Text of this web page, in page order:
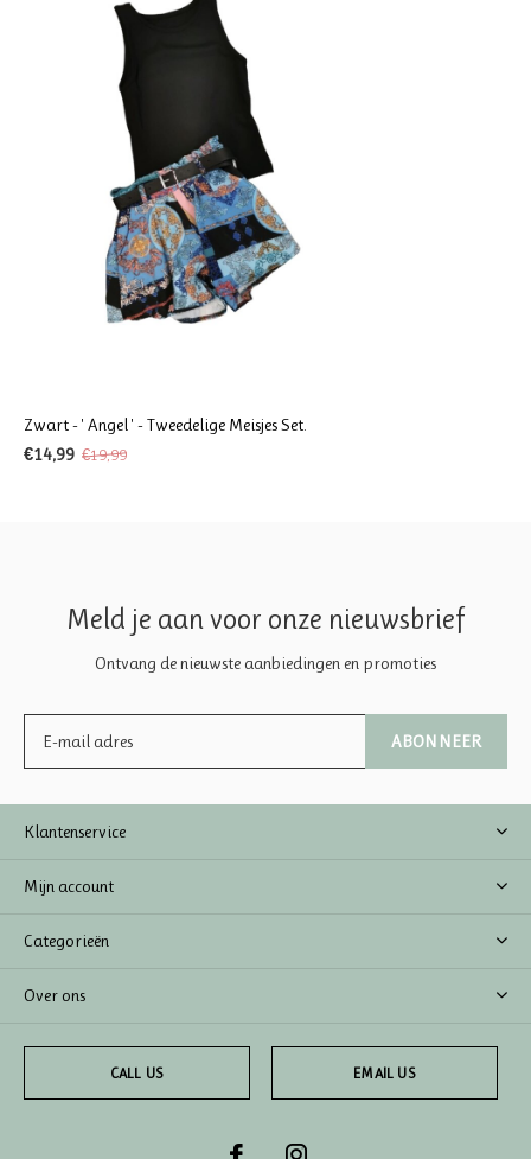
Zwart - ' Angel ' - Tweedelige Meisjes Set.
€14,99 €19,99
Meld je aan voor onze nieuwsbrief
Ontvang de nieuwste aanbiedingen en promoties
ABONNEER
Klantenservice
Mijn account
Categorieën
Over ons
CALL US EMAIL US